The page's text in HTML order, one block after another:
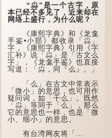
“尛”是一个古字，原
本已经不多见了，近来却在
网络上盛行，为什么呢？
《康熙字典》和《龙龛
手鉴•小部》都收录「尛」
字，《康熙字典》引用《字
汇补》说「尛」是「古文么
字」，《龙龛手鉴》也直接
写道：「尛，同『么』。」
「么」在古文中常表示
「微小」的意思，也可用作
疑问词，如「干么」。既然
「尛」等同于「么」，那么
它的意思也一样，也是「微
小、细小」的意思。
有台湾网友将「...